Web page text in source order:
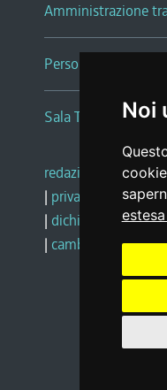
Noi
Amministrazione
Persone e Uffici
Sala Tiziano
redazione web |
| privacy
social
| dichiarazione di
| cambio